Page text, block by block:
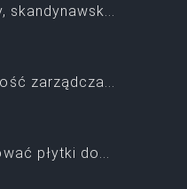
skandynawsk...
zarządcza...
płytki do...